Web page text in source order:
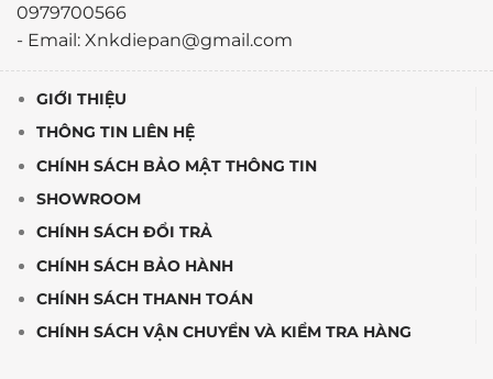
0979700566
- Email: Xnkdiepan@gmail.com
GIỚI THIỆU
THÔNG TIN LIÊN HỆ
CHÍNH SÁCH BẢO MẬT THÔNG TIN
SHOWROOM
CHÍNH SÁCH ĐỔI TRẢ
CHÍNH SÁCH BẢO HÀNH
CHÍNH SÁCH THANH TOÁN
CHÍNH SÁCH VẬN CHUYỂN VÀ KIỂM TRA HÀNG